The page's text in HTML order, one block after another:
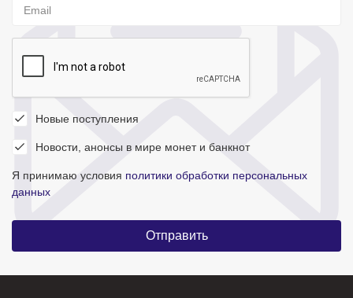
Новые поступления
Новости, анонсы в мире монет и банкнот
Я принимаю условия политики обработки персональных
данных